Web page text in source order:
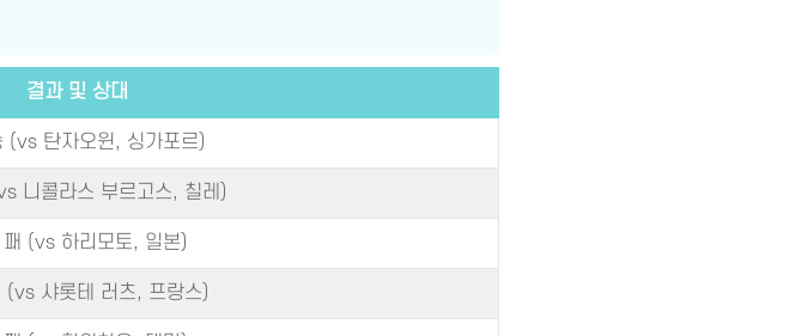
결과 및 상대
(vs 탄자오윈, 싱가포르)
니콜라스 부르고스, 칠레)
(vs 하리모토, 일본)
샤롯테 러츠, 프랑스)